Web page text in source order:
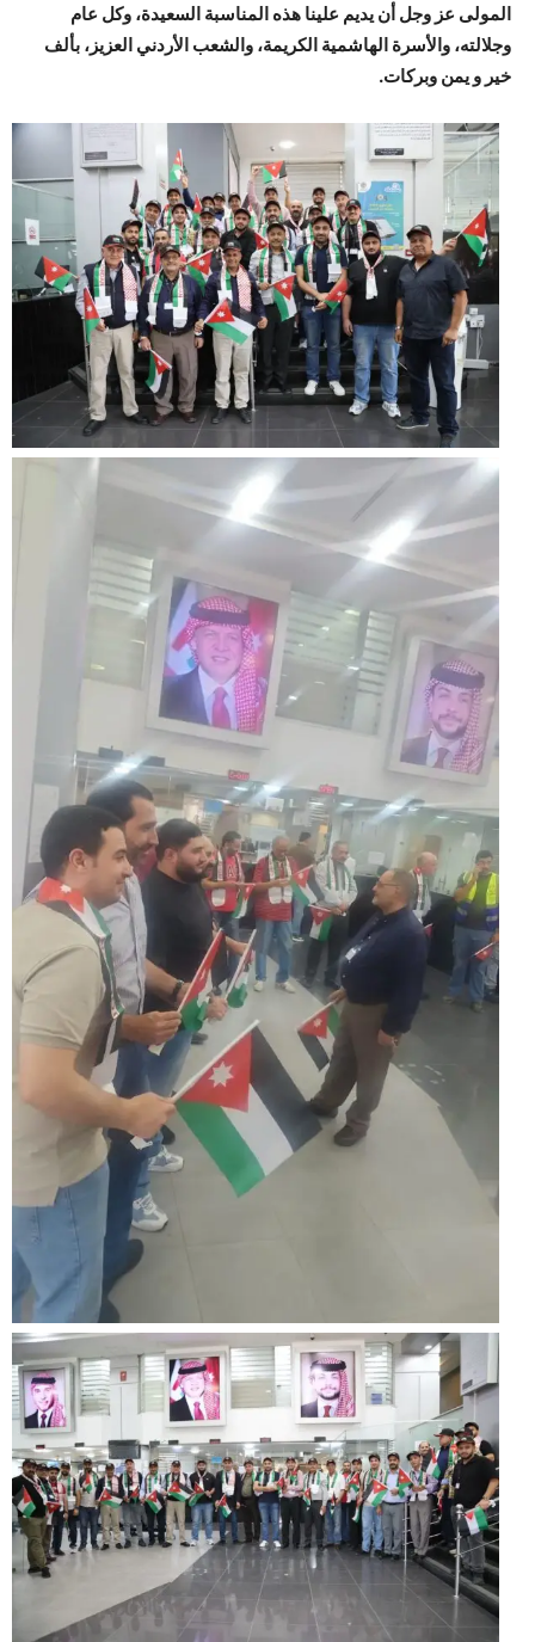
المولى عز وجل أن يديم علينا هذه المناسبة السعيدة، وكل عام
وجلالته، والأسرة الهاشمية الكريمة، والشعب الأردني العزيز، بألف
خير و يمن وبركات.